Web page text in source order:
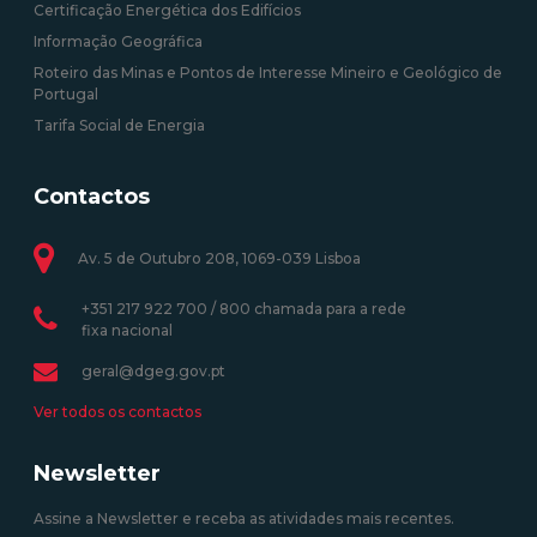
Certificação Energética dos Edifícios
Informação Geográfica
Roteiro das Minas e Pontos de Interesse Mineiro e Geológico de
Portugal
Tarifa Social de Energia
Contactos
Av. 5 de Outubro 208, 1069-039 Lisboa
+351 217 922 700 / 800 chamada para a rede
fixa nacional
geral@dgeg.gov.pt
Ver todos os contactos
Newsletter
Assine a Newsletter e receba as atividades mais recentes.